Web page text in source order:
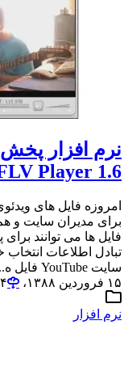
Player 1.6
برای مدیران سایت و
فایل ها می توانند
تبادل اطلاعات
سایت YouTube فایل ه...
۱۵ فروردین ۱۳۸۸،‏ ۸:۱۴
نرم افزار